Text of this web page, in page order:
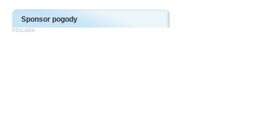
Sponsor pogody